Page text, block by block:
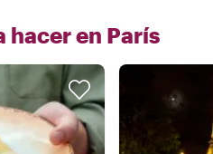
hacer en París